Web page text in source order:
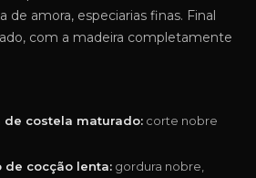
de amora, especiarias finas. Final
com a madeira completamente
de costela maturado: corte nobre
de cocção lenta: gordura nobre,